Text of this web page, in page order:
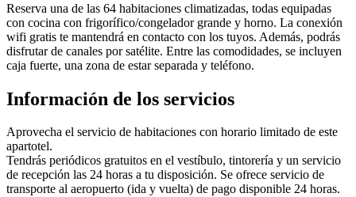
Reserva una de las 64 habitaciones climatizadas, todas equipadas
con cocina con frigorífico/congelador grande y horno. La conexión
wifi gratis te mantendrá en contacto con los tuyos. Además, podrás
disfrutar de canales por satélite. Entre las comodidades, se incluyen
caja fuerte, una zona de estar separada y teléfono.
Información de los servicios
Aprovecha el servicio de habitaciones con horario limitado de este
apartotel.
Tendrás periódicos gratuitos en el vestíbulo, tintorería y un servicio
de recepción las 24 horas a tu disposición. Se ofrece servicio de
transporte al aeropuerto (ida y vuelta) de pago disponible 24 horas.